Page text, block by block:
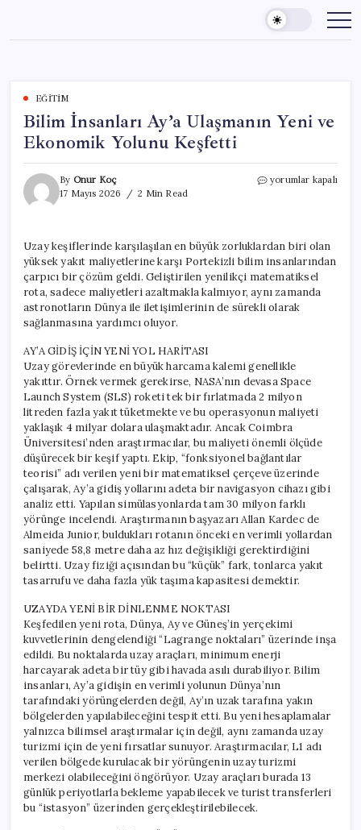
content
EĞITIM
Bilim İnsanları Ay’a Ulaşmanın Yeni ve
Ekonomik Yolunu Keşfetti
By Onur Koç
17 Mayıs 2026
2 Min Read
Bilim
ve
Ekonomik
Yolunu
Keşfetti
için
yorumlar kapalı
Uzay keşiflerinde karşılaşılan en büyük zorluklardan biri olan
yüksek yakıt maliyetlerine karşı Portekizli bilim insanlarından
çarpıcı bir çözüm geldi. Geliştirilen yenilikçi matematiksel
rota, sadece maliyetleri azaltmakla kalmıyor, aynı zamanda
astronotların Dünya ile iletişimlerinin de sürekli olarak
sağlanmasına yardımcı oluyor.
AY’A GİDİŞ İÇİN YENİ YOL HARİTASI
Uzay görevlerinde en büyük harcama kalemi genellikle
yakıttır. Örnek vermek gerekirse, NASA’nın devasa Space
Launch System (SLS) roketi tek bir fırlatmada 2 milyon
litreden fazla yakıt tüketmekte ve bu operasyonun maliyeti
yaklaşık 4 milyar dolara ulaşmaktadır. Ancak Coimbra
Üniversitesi’nden araştırmacılar, bu maliyeti önemli ölçüde
düşürecek bir keşif yaptı. Ekip, “fonksiyonel bağlantılar
teorisi” adı verilen yeni bir matematiksel çerçeve üzerinde
çalışarak, Ay’a gidiş yollarını adeta bir navigasyon cihazı gibi
analiz etti. Yapılan simülasyonlarda tam 30 milyon farklı
yörünge incelendi. Araştırmanın başyazarı Allan Kardec de
Almeida Junior, buldukları rotanın önceki en verimli yollardan
saniyede 58,8 metre daha az hız değişikliği gerektirdiğini
belirtti. Uzay fiziği açısından bu “küçük” fark, tonlarca yakıt
tasarrufu ve daha fazla yük taşıma kapasitesi demektir.
UZAYDA YENİ BİR DİNLENME NOKTASI
Keşfedilen yeni rota, Dünya, Ay ve Güneş’in yerçekimi
kuvvetlerinin dengelendiği “Lagrange noktaları” üzerinde inşa
edildi. Bu noktalarda uzay araçları, minimum enerji
harcayarak adeta bir tüy gibi havada asılı durabiliyor. Bilim
insanları, Ay’a gidişin en verimli yolunun Dünya’nın
tarafındaki yörüngelerden değil, Ay’ın uzak tarafına yakın
bölgelerden yapılabileceğini tespit etti. Bu yeni hesaplamalar
yalnızca bilimsel araştırmalar için değil, aynı zamanda uzay
turizmi için de yeni fırsatlar sunuyor. Araştırmacılar, L1 adı
verilen bölgede kurulacak bir yörüngenin uzay turizmi
merkezi olabileceğini öngörüyor. Uzay araçları burada 13
günlük periyotlarla bekleme yapabilecek ve turist transferleri
bu “istasyon” üzerinden gerçekleştirilebilecek.